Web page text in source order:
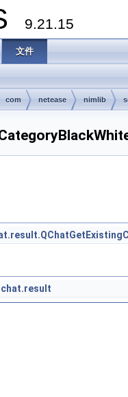
9.21.15
文件
com netease nimlib